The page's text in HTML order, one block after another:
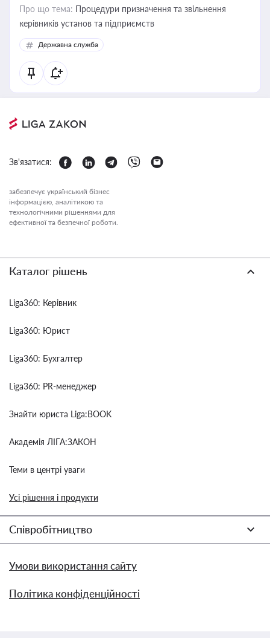
Про що тема: Процедури призначення та звільнення
керівників установ та підприємств
Державна служба
Зв'язатися:
забезпечує український бізнес
інформацією, аналітикою та
технологічними рішеннями для
ефективної та безпечної роботи.
Каталог рішень
Liga360: Керівник
Liga360: Юрист
Liga360: Бухгалтер
Liga360: PR-менеджер
Знайти юриста Liga:BOOK
Академія ЛІГА:ЗАКОН
Теми в центрі уваги
Усі рішення і продукти
Співробітництво
Умови використання сайту
Політика конфіденційності